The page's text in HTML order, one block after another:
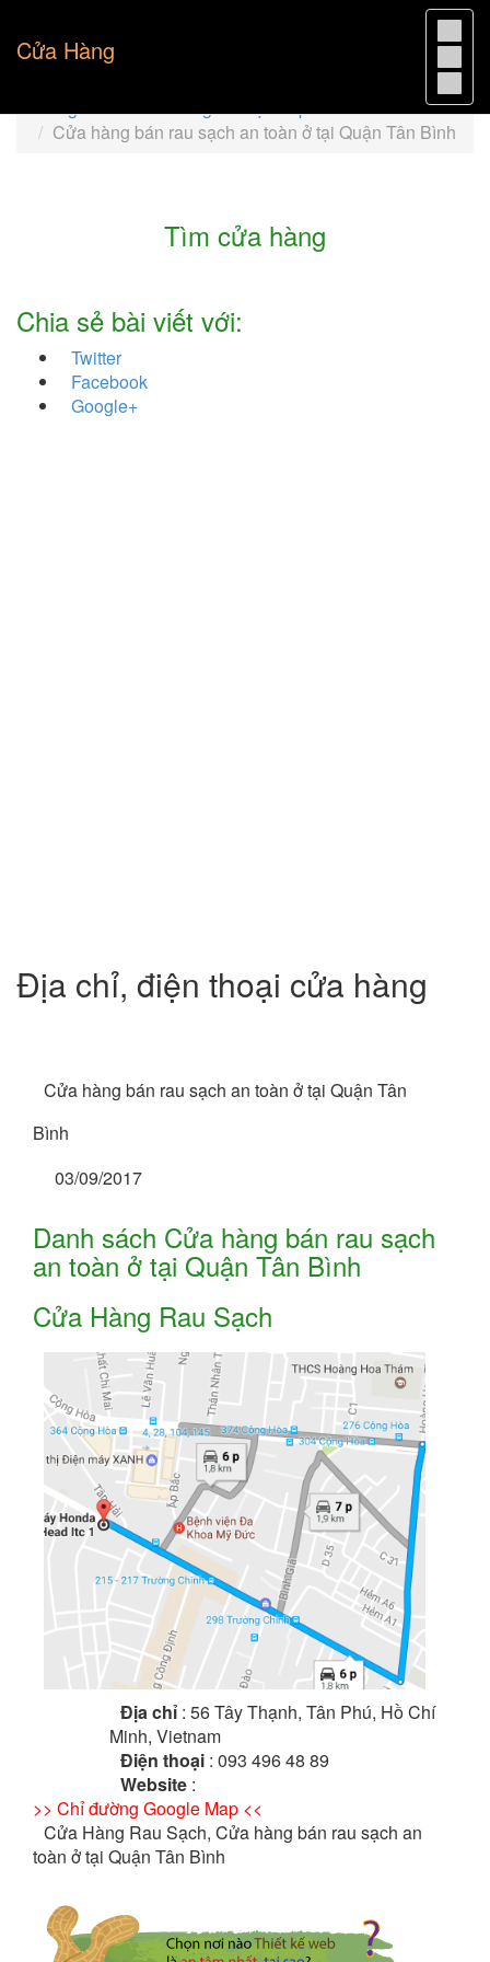
Cửa Hàng
Trang chủ
Cửa hàng rau sạch TpHCM
Cửa hàng bán rau sạch an toàn ở tại Quận Tân Bình
Tìm cửa hàng
Chia sẻ bài viết với:
Twitter
Facebook
Google+
Địa chỉ, điện thoại cửa hàng
Cửa hàng bán rau sạch an toàn ở tại Quận Tân
Bình
03/09/2017
Danh sách Cửa hàng bán rau sạch
an toàn ở tại Quận Tân Bình
Cửa Hàng Rau Sạch
Địa chỉ : 56 Tây Thạnh, Tân Phú, Hồ Chí
Minh, Vietnam
Điện thoại : 093 496 48 89
Website :
>> Chỉ đường Google Map <<
Cửa Hàng Rau Sạch, Cửa hàng bán rau sạch an
toàn ở tại Quận Tân Bình